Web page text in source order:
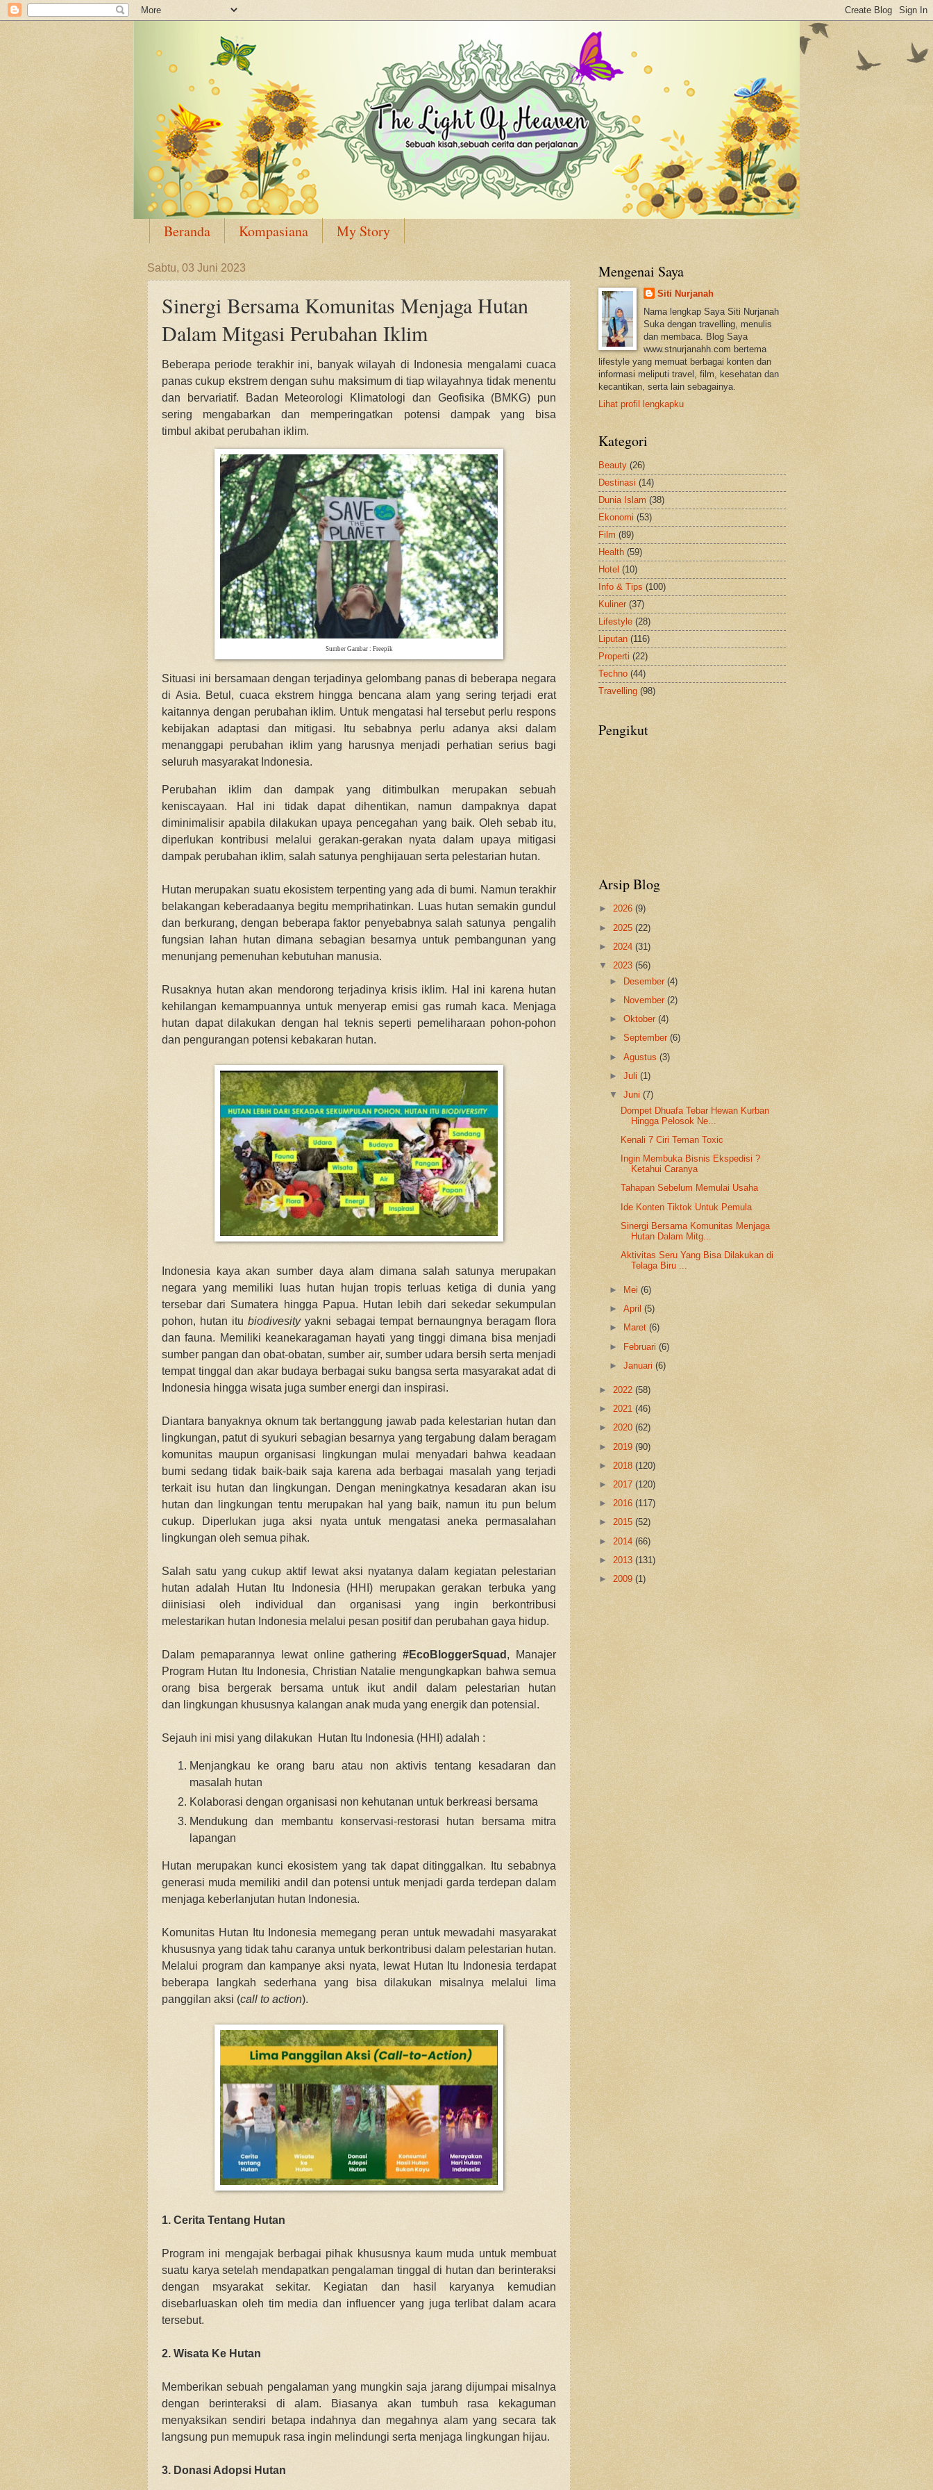
Beranda Kompasiana My Story
Sabtu, 03 Juni 2023
Sinergi Bersama Komunitas Menjaga Hutan
Dalam Mitgasi Perubahan Iklim
Beberapa periode terakhir ini, banyak wilayah di Indonesia mengalami cuaca
panas cukup ekstrem dengan suhu maksimum di tiap wilayahnya tidak menentu
dan bervariatif.
Badan Meteorologi Klimatologi dan Geofisika (BMKG) pun
sering mengabarkan dan memperingatkan potensi dampak yang bisa
timbul akibat perubahan iklim.
Sumber Gambar : Freepik
Situasi ini bersamaan dengan terjadinya gelombang panas di beberapa negara
di Asia. Betul, cuaca ekstrem hingga bencana alam yang sering terjadi erat
kaitannya dengan perubahan iklim. Untuk mengatasi hal tersebut perlu respons
kebijakan adaptasi dan mitigasi. Itu sebabnya perlu adanya aksi dalam
menanggapi perubahan iklim yang harusnya menjadi perhatian serius bagi
seluruh masyarakat Indonesia.
Perubahan iklim dan dampak yang ditimbulkan merupakan sebuah
keniscayaan. Hal ini tidak dapat dihentikan, namun dampaknya dapat
diminimalisir apabila dilakukan upaya pencegahan yang baik. Oleh sebab itu,
diperlukan kontribusi melalui gerakan-gerakan nyata dalam upaya mitigasi
dampak perubahan iklim, salah satunya penghijauan serta pelestarian hutan.
Hutan merupakan suatu ekosistem terpenting yang ada di bumi. Namun terakhir
belakangan keberadaanya begitu memprihatinkan. Luas hutan semakin gundul
dan berkurang, dengan beberapa faktor penyebabnya salah satunya pengalih
fungsian lahan hutan dimana sebagian besarnya untuk pembangunan yang
menunjang pemenuhan kebutuhan manusia.
Rusaknya hutan akan mendorong terjadinya krisis iklim. Hal ini karena hutan
kehilangan kemampuannya untuk menyerap emisi gas rumah kaca. Menjaga
hutan dapat dilakukan dengan hal teknis seperti pemeliharaan pohon-pohon
dan pengurangan potensi kebakaran hutan.
Indonesia kaya akan sumber daya alam dimana salah satunya merupakan
negara yang memiliki luas hutan hujan tropis terluas ketiga di dunia yang
tersebar dari Sumatera hingga Papua. Hutan lebih dari sekedar sekumpulan
pohon, hutan itubiodivesityyakni sebagai tempat bernaungnya beragam flora
dan fauna. Memiliki keanekaragaman hayati yang tinggi dimana bisa menjadi
sumber pangan dan obat-obatan, sumber air, sumber udara bersih serta menjadi
tempat tinggal dan akar budaya berbagai suku bangsa serta masyarakat adat di
Indonesia hingga wisata juga sumber energi dan inspirasi.
Diantara banyaknya oknum tak bertanggung jawab pada kelestarian hutan dan
lingkungan, patut di syukuri sebagian besarnya yang tergabung dalam beragam
komunitas maupun organisasi lingkungan mulai menyadari bahwa keadaan
bumi sedang tidak baik-baik saja karena ada berbagai masalah yang terjadi
terkait isu hutan dan lingkungan. Dengan meningkatnya kesadaran akan isu
hutan dan lingkungan tentu merupakan hal yang baik, namun itu pun belum
cukup. Diperlukan juga aksi nyata untuk mengatasi aneka permasalahan
lingkungan oleh semua pihak.
Salah satu yang cukup aktif lewat aksi nyatanya dalam kegiatan pelestarian
hutan adalah Hutan Itu Indonesia (HHI) merupakan gerakan terbuka yang
diinisiasi oleh individual dan organisasi yang ingin berkontribusi
melestarikan hutan Indonesia melalui pesan positif dan perubahan gaya hidup.
Dalam pemaparannya lewat online gathering#EcoBloggerSquad ,
Manajer
Program Hutan Itu Indonesia, Christian Natalie mengungkapkan bahwa semua
orang bisa bergerak bersama untuk ikut andil dalam pelestarian hutan
dan lingkungan khususnya kalangan anak muda yang energik dan potensial.
Sejauh ini misi yang dilakukan Hutan Itu Indonesia (HHI) adalah :
Menjangkau ke orang baru atau non aktivis tentang kesadaran dan
masalah hutan
Kolaborasi dengan organisasi non kehutanan untuk berkreasi bersama
Mendukung dan membantu konservasi-restorasi hutan bersama mitra
lapangan
Hutan merupakan kunci ekosistem yang tak dapat ditinggalkan. Itu sebabnya
generasi muda memiliki andil dan potensi untuk menjadi garda terdepan dalam
menjaga keberlanjutan hutan Indonesia.
Komunitas Hutan Itu Indonesia memegang peran untuk mewadahi masyarakat
khususnya yang tidak tahu caranya untuk berkontribusi dalam pelestarian hutan.
Melalui program dan kampanye aksi nyata, lewat Hutan Itu Indonesia terdapat
beberapa langkah sederhana yang bisa dilakukan misalnya melalui lima
panggilan aksi (call to action).
1. Cerita Tentang Hutan
Program ini mengajak berbagai pihak khususnya kaum muda untuk membuat
suatu karya setelah mendapatkan pengalaman tinggal di hutan dan berinteraksi
dengan msyarakat sekitar. Kegiatan dan hasil karyanya kemudian
disebarluaskan oleh tim media dan influencer yang juga terlibat dalam acara
tersebut.
2. Wisata Ke Hutan
Memberikan sebuah pengalaman yang mungkin saja jarang dijumpai misalnya
dengan berinteraksi di alam. Biasanya akan tumbuh rasa kekaguman
menyaksikan sendiri betapa indahnya dan megahnya alam yang secara tak
langsung pun memupuk rasa ingin melindungi serta menjaga lingkungan hijau.
3. Donasi Adopsi Hutan
Mengenai Saya
Siti Nurjanah
Nama lengkap Saya Siti Nurjanah
Suka dengan travelling, menulis
dan membaca. Blog Saya
www.stnurjanahh.com bertema
lifestyle yang memuat berbagai konten dan
informasi meliputi travel, film, kesehatan dan
kecantikan, serta lain sebagainya.
Lihat profil lengkapku
Kategori
Beauty (26)
Destinasi (14)
Dunia Islam (38)
Ekonomi (53)
Film (89)
Health (59)
Hotel (10)
Info & Tips (100)
Kuliner (37)
Lifestyle (28)
Liputan (116)
Properti (22)
Techno (44)
Travelling (98)
Pengikut
Arsip Blog
► 2026 (9)
► 2025 (22)
► 2024 (31)
▼ 2023 (56)
►
Desember(4)
►
November(2)
►Oktober(4)
►September(6)
►Agustus(3)
►Juli(1)
▼Juni(7)
Dompet Dhuafa Tebar Hewan Kurban
Hingga Pelosok Ne...
Kenali 7 Ciri Teman Toxic
Ingin Membuka Bisnis Ekspedisi ?
Ketahui Caranya
Tahapan Sebelum Memulai Usaha
Ide Konten Tiktok Untuk Pemula
Sinergi Bersama Komunitas Menjaga
Hutan Dalam Mitg...
Aktivitas Seru Yang Bisa Dilakukan di
Telaga Biru ...
► Mei(6)
►April(5)
►
Maret(6)
► Februari(6)
►Januari(6)
► 2022 (58)
► 2021 (46)
► 2020 (62)
► 2019 (90)
► 2018 (120)
► 2017 (120)
► 2016 (117)
► 2015 (52)
► 2014 (66)
► 2013 (131)
► 2009 (1)